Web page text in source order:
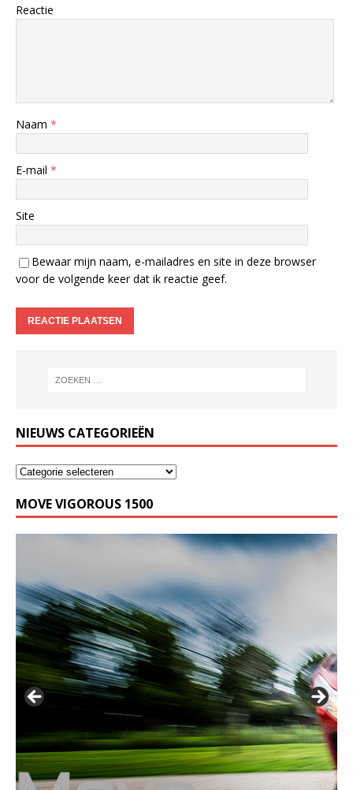
Reactie
Naam *
E-mail *
Site
Bewaar mijn naam, e-mailadres en site in deze browser
voor de volgende keer dat ik reactie geef.
NIEUWS CATEGORIEËN
MOVE VIGOROUS 1500